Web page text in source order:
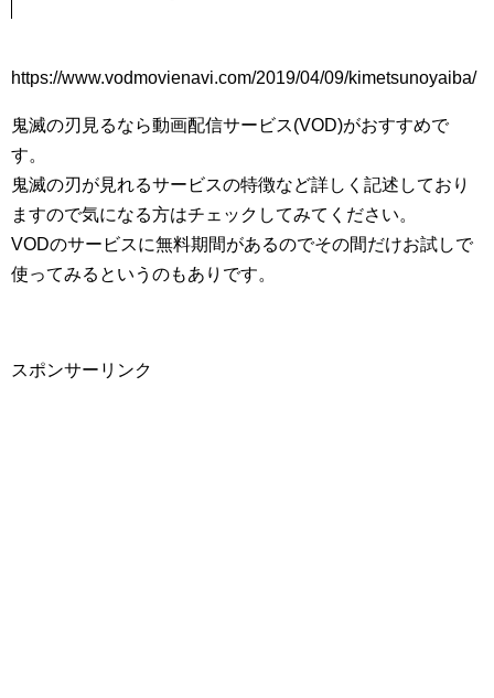
https://www.vodmovienavi.com/2019/04/09/kimetsunoyaiba/
鬼滅の刃見るなら動画配信サービス(VOD)がおすすめで
す。
鬼滅の刃が見れるサービスの特徴など詳しく記述しており
ますので気になる方はチェックしてみてください。
VODのサービスに無料期間があるのでその間だけお試しで
使ってみるというのもありです。
スポンサーリンク